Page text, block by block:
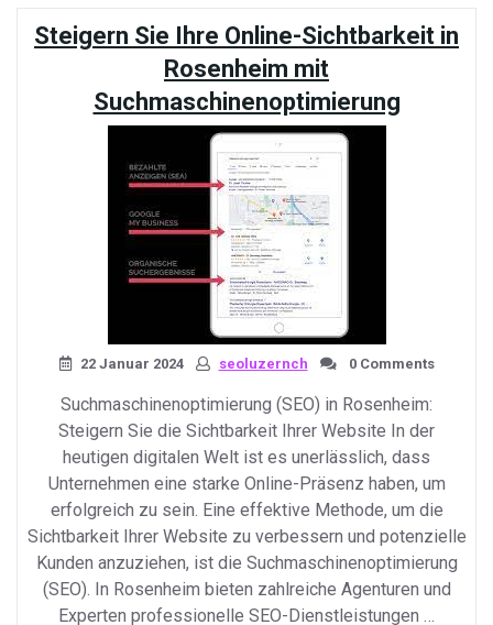
Unternehmen
in
Salzburg»
Steigern Sie Ihre Online-Sichtbarkeit in
Rosenheim mit
Suchmaschinenoptimierung
22 Januar 2024 seoluzernch 0 Comments
Suchmaschinenoptimierung (SEO) in Rosenheim:
Steigern Sie die Sichtbarkeit Ihrer Website In der
heutigen digitalen Welt ist es unerlässlich, dass
Unternehmen eine starke Online-Präsenz haben, um
erfolgreich zu sein. Eine effektive Methode, um die
Sichtbarkeit Ihrer Website zu verbessern und potenzielle
Kunden anzuziehen, ist die Suchmaschinenoptimierung
(SEO). In Rosenheim bieten zahlreiche Agenturen und
Experten professionelle SEO-Dienstleistungen …